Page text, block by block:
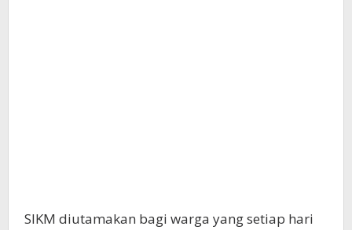
SIKM diutamakan bagi warga yang setiap hari